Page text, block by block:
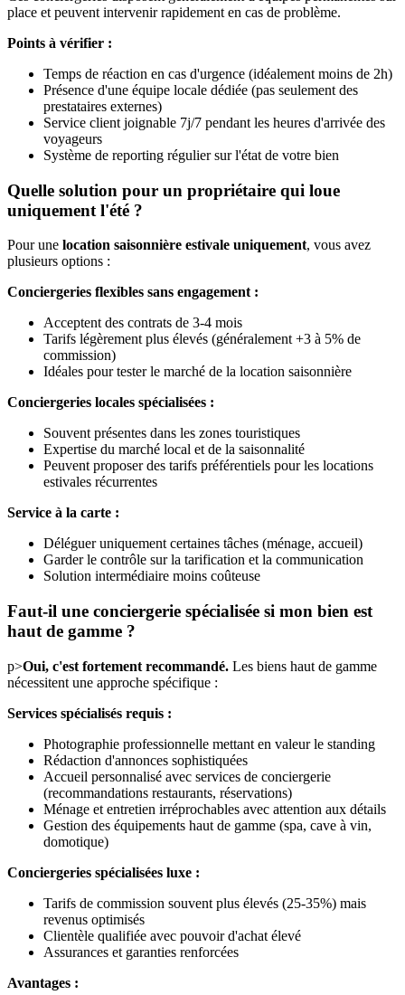
place et peuvent intervenir rapidement en cas de problème.
Points à vérifier :
Temps de réaction en cas d'urgence (idéalement moins de 2h)
Présence d'une équipe locale dédiée (pas seulement des
prestataires externes)
Service client joignable 7j/7 pendant les heures d'arrivée des
voyageurs
Système de reporting régulier sur l'état de votre bien
Quelle solution pour un propriétaire qui loue
uniquement l'été ?
Pour une location saisonnière estivale uniquement, vous avez
plusieurs options :
Conciergeries flexibles sans engagement :
Acceptent des contrats de 3-4 mois
Tarifs légèrement plus élevés (généralement +3 à 5% de
commission)
Idéales pour tester le marché de la location saisonnière
Conciergeries locales spécialisées :
Souvent présentes dans les zones touristiques
Expertise du marché local et de la saisonnalité
Peuvent proposer des tarifs préférentiels pour les locations
estivales récurrentes
Service à la carte :
Déléguer uniquement certaines tâches (ménage, accueil)
Garder le contrôle sur la tarification et la communication
Solution intermédiaire moins coûteuse
Faut-il une conciergerie spécialisée si mon bien est
haut de gamme ?
p>Oui, c'est fortement recommandé. Les biens haut de gamme
nécessitent une approche spécifique :
Services spécialisés requis :
Photographie professionnelle mettant en valeur le standing
Rédaction d'annonces sophistiquées
Accueil personnalisé avec services de conciergerie
(recommandations restaurants, réservations)
Ménage et entretien irréprochables avec attention aux détails
Gestion des équipements haut de gamme (spa, cave à vin,
domotique)
Conciergeries spécialisées luxe :
Tarifs de commission souvent plus élevés (25-35%) mais
revenus optimisés
Clientèle qualifiée avec pouvoir d'achat élevé
Assurances et garanties renforcées
Avantages :